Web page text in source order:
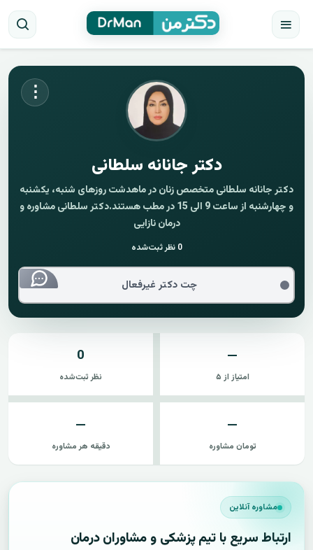
⋮
دکتر جانانه سلطانی
دکتر جانانه سلطانی متخصص زنان در ماهدشت روزهای شنبه، یکشنبه
و چهارشنبه از ساعت 9 الی 15 در مطب هستند.دکتر سلطانی مشاوره و
درمان نازایی
0 نظر ثبت‌شده
چت دکتر غیرفعال
—
امتیاز از ۵
0
نظر ثبت‌شده
—
تومان مشاوره
—
دقیقه هر مشاوره
مشاوره آنلاین
ارتباط سریع با تیم پزشکی و مشاوران درمان